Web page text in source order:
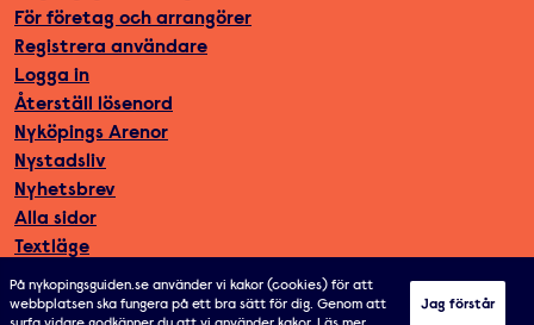
För företag och arrangörer
Registrera användare
Logga in
Återställ lösenord
Nyköpings Arenor
Nystadsliv
Nyhetsbrev
Alla sidor
Textläge
På nykopingsguiden.se använder vi kakor (cookies) för att
webbplatsen ska fungera på ett bra sätt för dig. Genom att
Jag förstår